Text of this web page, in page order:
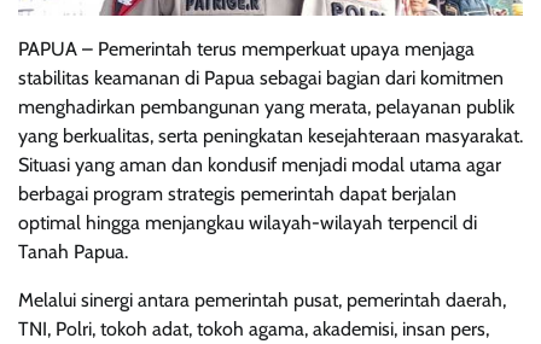
PAPUA – Pemerintah terus memperkuat upaya menjaga
stabilitas keamanan di Papua sebagai bagian dari komitmen
menghadirkan pembangunan yang merata, pelayanan publik
yang berkualitas, serta peningkatan kesejahteraan masyarakat.
Situasi yang aman dan kondusif menjadi modal utama agar
berbagai program strategis pemerintah dapat berjalan
optimal hingga menjangkau wilayah-wilayah terpencil di
Tanah Papua.
Melalui sinergi antara pemerintah pusat, pemerintah daerah,
TNI, Polri, tokoh adat, tokoh agama, akademisi, insan pers,